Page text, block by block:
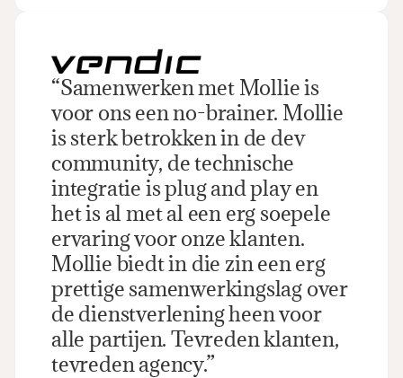
“Samenwerken met Mollie is
voor ons een no-brainer. Mollie
is sterk betrokken in de dev
community, de technische
integratie is plug and play en
het is al met al een erg soepele
ervaring voor onze klanten.
Mollie biedt in die zin een erg
prettige samenwerkingslag over
de dienstverlening heen voor
alle partijen. Tevreden klanten,
tevreden agency.”